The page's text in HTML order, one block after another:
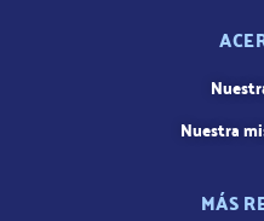
Nuestra
MÁS